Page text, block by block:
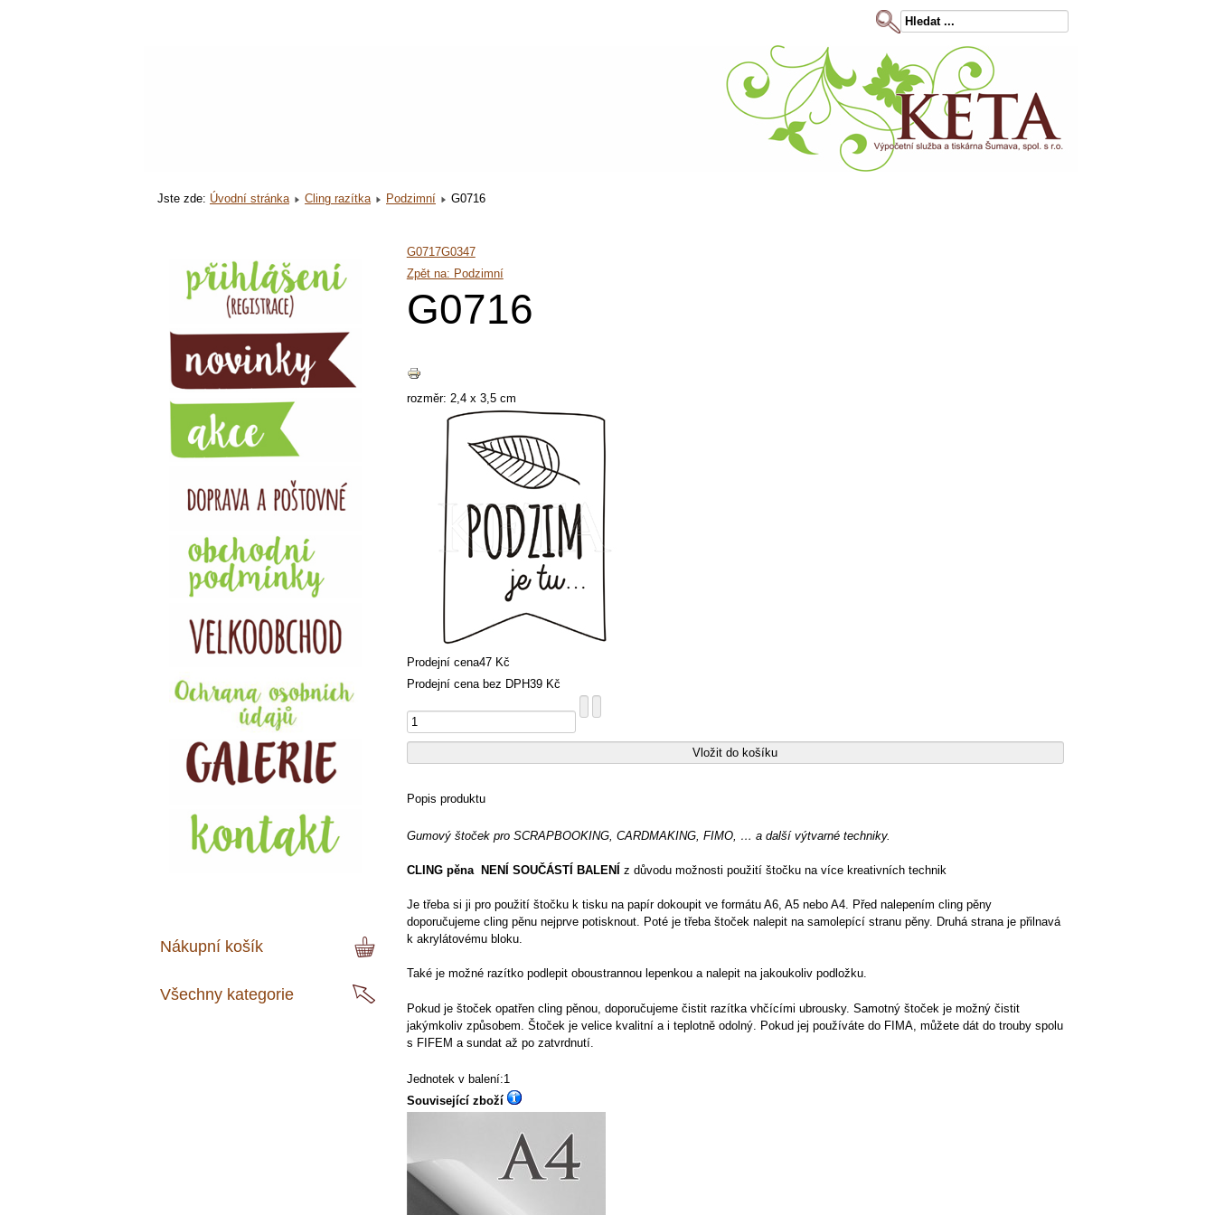
Jste zde: Úvodní stránka Cling razítka Podzimní G0716
Nákupní košík
Všechny kategorie
G0717G0347
Zpět na: Podzimní
G0716
rozměr: 2,4 x 3,5 cm
Prodejní cena47 Kč
Prodejní cena bez DPH39 Kč
Popis produktu
Gumový štoček pro SCRAPBOOKING, CARDMAKING, FIMO, … a další výtvarné techniky.
CLING pěna NENÍ SOUČÁSTÍ BALENÍ z důvodu možnosti použití štočku na více kreativních technik
Je třeba si ji pro použití štočku k tisku na papír dokoupit ve formátu A6, A5 nebo A4. Před nalepením cling pěny
doporučujeme cling pěnu nejprve potisknout. Poté je třeba štoček nalepit na samolepící stranu pěny. Druhá strana je přilnavá
k akrylátovému bloku.
Také je možné razítko podlepit oboustrannou lepenkou a nalepit na jakoukoliv podložku.
Pokud je štoček opatřen cling pěnou, doporučujeme čistit razítka vhčícími ubrousky. Samotný štoček je možný čistit
jakýmkoliv způsobem. Štoček je velice kvalitní a i teplotně odolný. Pokud jej používáte do FIMA, můžete dát do trouby spolu
s FIFEM a sundat až po zatvrdnutí.
Jednotek v balení:1
Související zboží